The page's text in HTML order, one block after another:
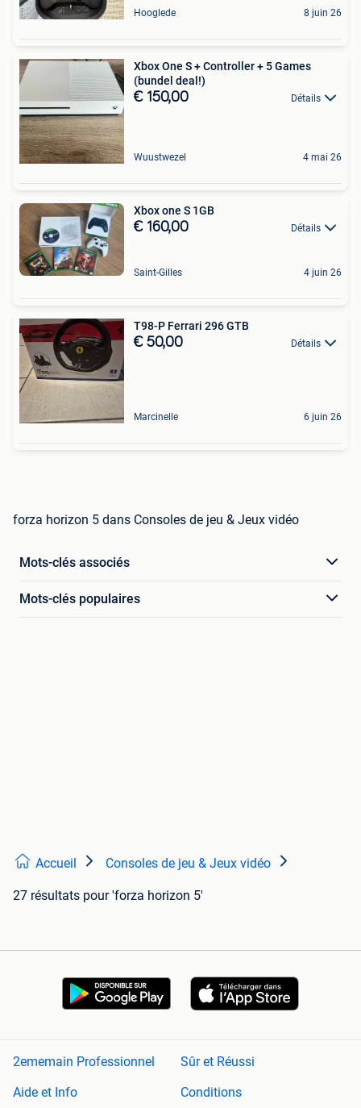
Hooglede 8 juin 26
Xbox One S + Controller + 5 Games
(bundel deal!)
€ 150,00 Détails
Wuustwezel 4 mai 26
Xbox one S 1GB
€ 160,00 Détails
Saint-Gilles 4 juin 26
T98-P Ferrari 296 GTB
€ 50,00 Détails
Marcinelle 6 juin 26
forza horizon 5 dans Consoles de jeu & Jeux vidéo
Mots-clés associés
Mots-clés populaires
Accueil Consoles de jeu & Jeux vidéo
27 résultats pour 'forza horizon 5'
2ememain Professionnel
Sûr et Réussi
Aide et Info
Conditions